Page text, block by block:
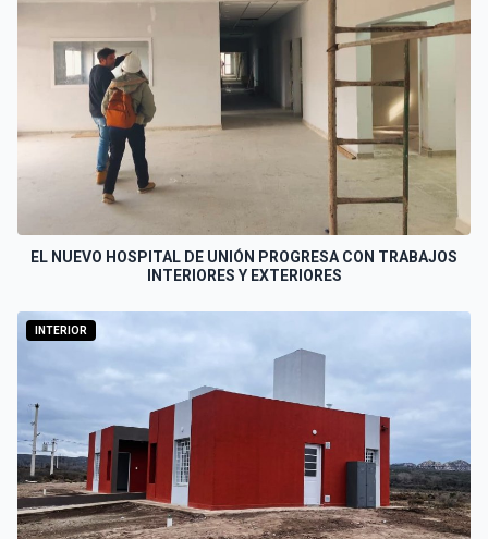
EL NUEVO HOSPITAL DE UNIÓN PROGRESA CON TRABAJOS
INTERIORES Y EXTERIORES
INTERIOR